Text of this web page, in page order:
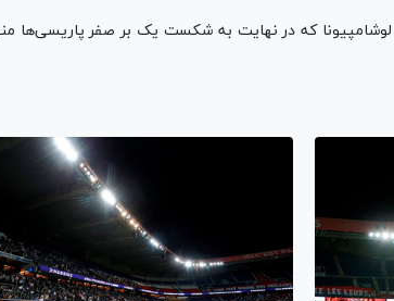
که در نهایت به شکست یک بر صفر پاریسی‌ها